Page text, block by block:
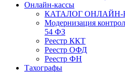
Онлайн-кассы
КАТАЛОГ ОНЛАЙН-
Модернизация
54 ФЗ
Реестр ККТ
Реестр ОФД
Реестр ФН
Тахографы